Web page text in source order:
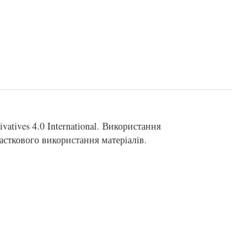
4.0 International. Використання
використання матеріалів.